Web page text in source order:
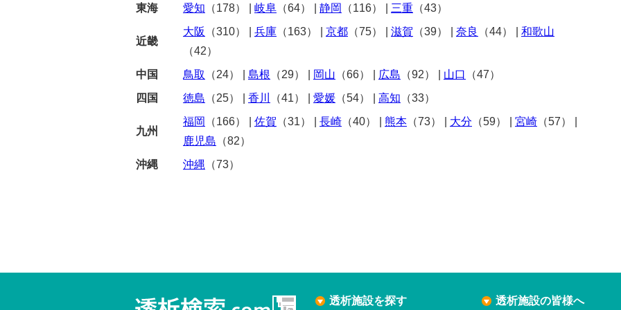
東海
愛知 （178） 岐阜 （64） 静岡 （116） 三重 （43）
近畿
大阪 （310） 兵庫 （163） 京都 （75） 滋賀 （39） 奈良 （44）
和歌山
（42）
中国
鳥取 （24） 島根 （29） 岡山 （66） 広島 （92） 山口
（47）
四国
徳島 （25） 香川 （41） 愛媛 （54） 高知 （33）
九州
福岡 （166） 佐賀 （31） 長崎 （40） 熊本 （73） 大分 （59） 宮崎 （57）
鹿児島 （82）
沖縄
沖縄 （73）
透析施設を探す 透析施設の皆様へ